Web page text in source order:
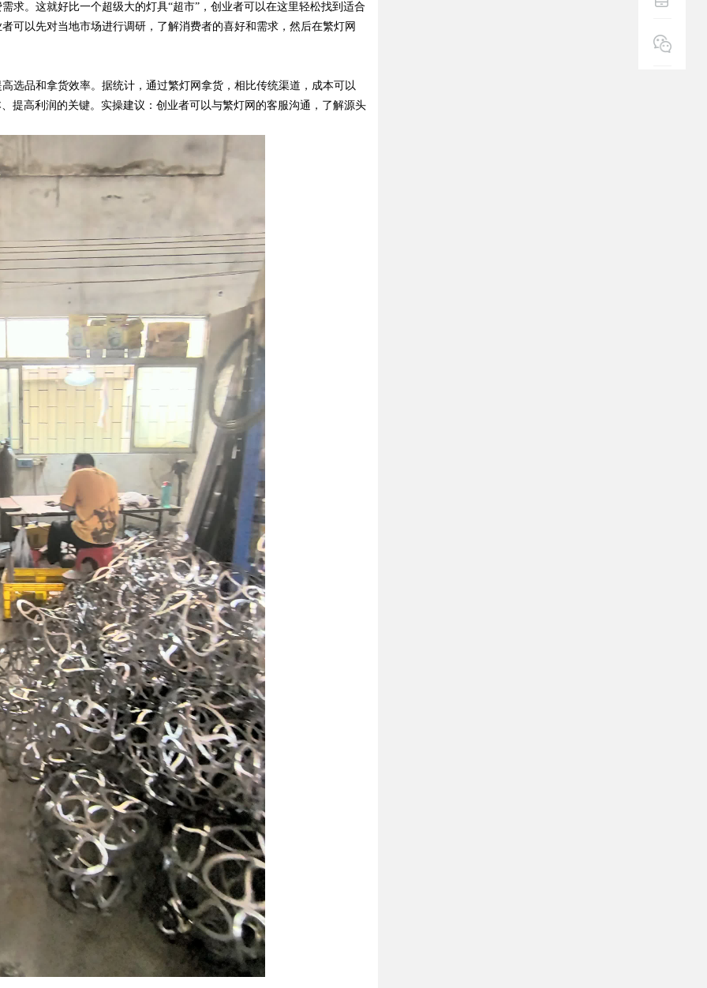
求。这就好比一个超级大的灯具“超市”，创业者可以在这里轻松找到适合
可以先对当地市场进行调研，了解消费者的喜好和需求，然后在繁灯网
品和拿货效率。据统计，通过繁灯网拿货，相比传统渠道，成本可以
提高利润的关键。实操建议：创业者可以与繁灯网的客服沟通，了解源头